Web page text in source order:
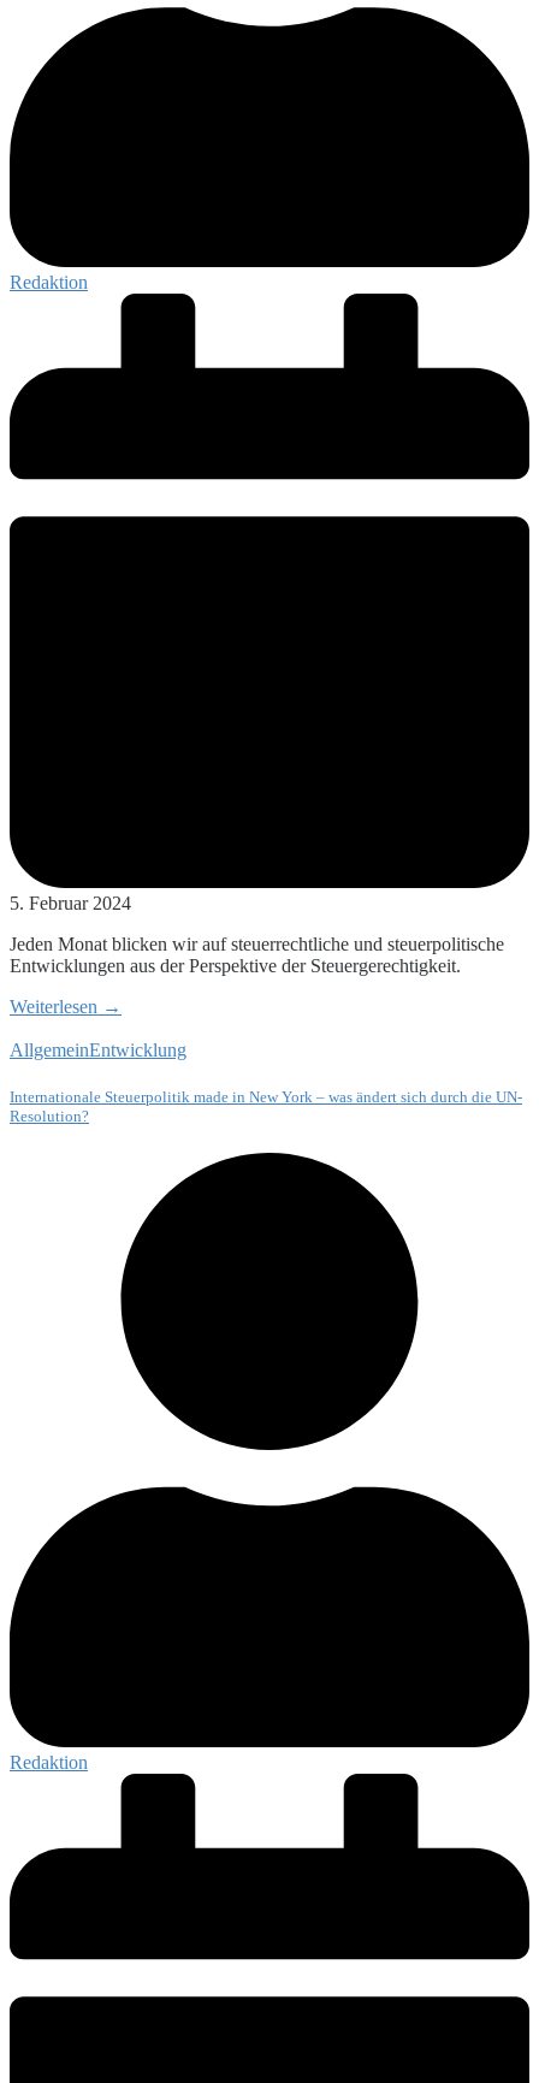
Redaktion
5. Februar 2024
Jeden Monat blicken wir auf steuerrechtliche und steuerpolitische
Entwicklungen aus der Perspektive der Steuergerechtigkeit.
Weiterlesen →
AllgemeinEntwicklung
Internationale Steuerpolitik made in New York – was ändert sich durch die UN-
Resolution?
Redaktion